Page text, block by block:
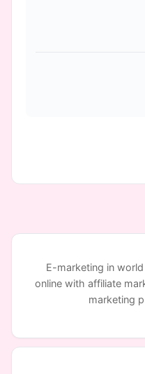
E-marketing in
online with affiliate
marketing